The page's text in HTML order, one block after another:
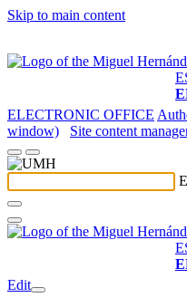
Skip to main content
ELECTRONIC OFFICE
window)
Site content
Edit